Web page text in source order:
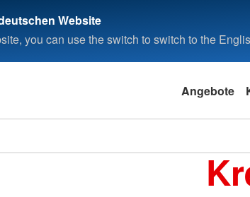
Website
you can use the switch to switch to the
Angebote